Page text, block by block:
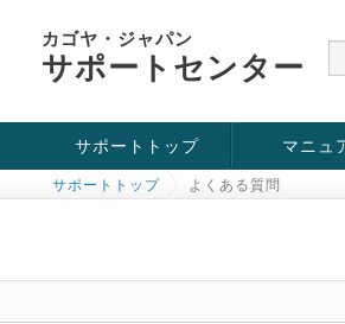
カゴヤ・ジャパン
サポートセンター
サポートトップ
お役立ち情報
チュートリアル
障害・メンテナンス情報
マニュ
サポートトップ よくある質問